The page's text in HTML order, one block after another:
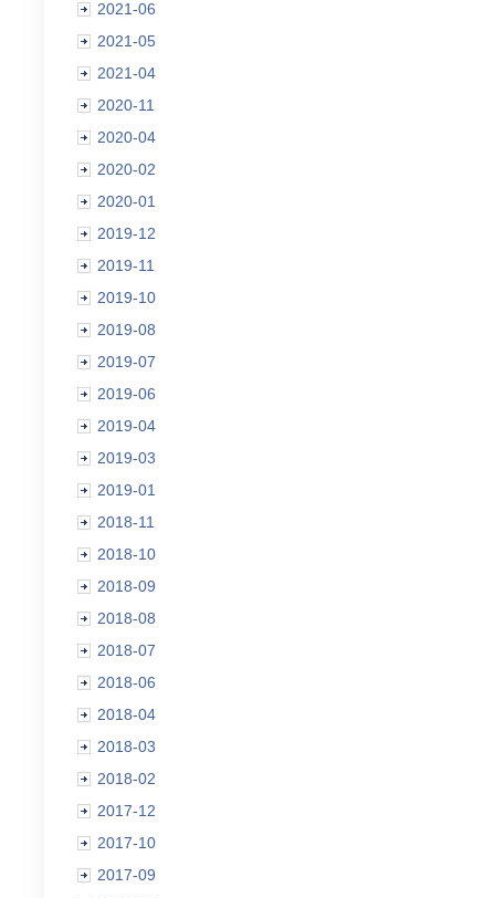
2021-06
2021-05
2021-04
2020-11
2020-04
2020-02
2020-01
2019-12
2019-11
2019-10
2019-08
2019-07
2019-06
2019-04
2019-03
2019-01
2018-11
2018-10
2018-09
2018-08
2018-07
2018-06
2018-04
2018-03
2018-02
2017-12
2017-10
2017-09